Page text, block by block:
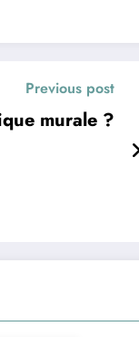
Previous post
murale ?